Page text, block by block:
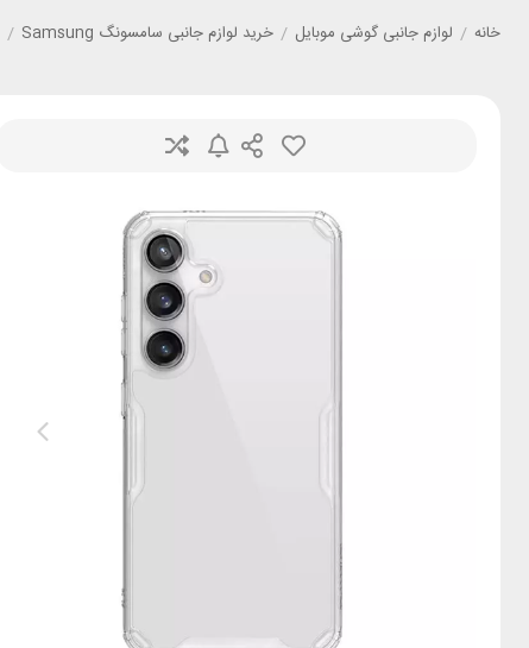
خانه / لوازم جانبی گوشی موبایل / خرید لوازم جانبی سامسونگ Samsung /